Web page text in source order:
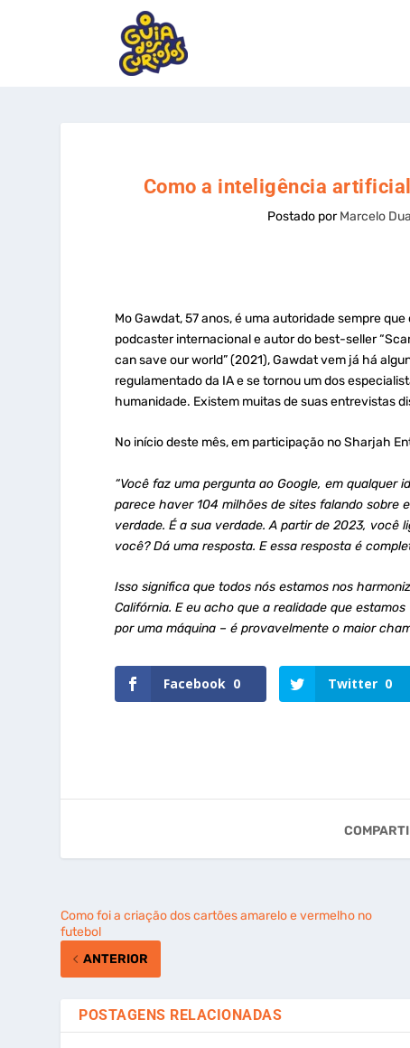
Como a inteligência
Postado porMarcelo
Mo Gawdat, 57 anos, é uma autoridade sempre
podcaster internacional e autor do best-seller
can save our world” (2021), Gawdat vem já há
regulamentado da IA e se tornou um dos
humanidade. Existem muitas de suas entrevistas
No início deste mês, em participação no Sharjah
“Você faz uma pergunta ao Google, em qualquer
parece haver 104 milhões de sites falando sobre
verdade. É a sua verdade. A partir de 2023, você
você? Dá uma resposta. E essa resposta é
Isso significa que todos nós estamos nos
Califórnia. E eu acho que a realidade que
por uma máquina – é provavelmente o maior
Facebook 0 Twitter 0
Como foi a criação dos cartões amarelo e vermelho no
futebol
ANTERIOR
POSTAGENS RELACIONADAS